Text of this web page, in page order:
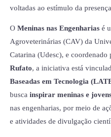
voltadas ao estímulo da
O Meninas nas Engenharias é
Agroveterinárias (CAV) da
Catarina (Udesc), e coordenado
Rufato, a iniciativa está
Baseadas em Tecnologia
busca inspirar meninas e
nas engenharias, por meio de
e atividades de divulgação